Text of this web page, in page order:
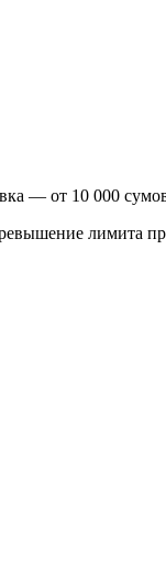
— от 10 000
лимита